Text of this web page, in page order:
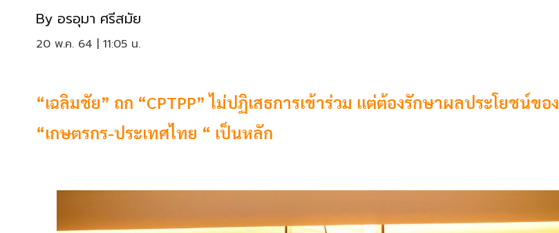
By อรอุมา ศรีสมัย
20 พ.ค. 64 | 11:05 น.
“เฉลิมชัย” ถก “CPTPP” ไม่ปฏิเสธการเข้าร่วม แต่ต้องรักษาผลประโยชน์ของ
“เกษตรกร-ประเทศไทย “ เป็นหลัก